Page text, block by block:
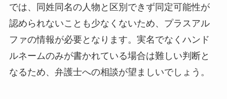
では、同姓同名の人物と区別できず同定可能性が
認められないことも少なくないため、プラスアル
ファの情報が必要となります。実名でなくハンド
ルネームのみが書かれている場合は難しい判断と
なるため、弁護士への相談が望ましいでしょう。